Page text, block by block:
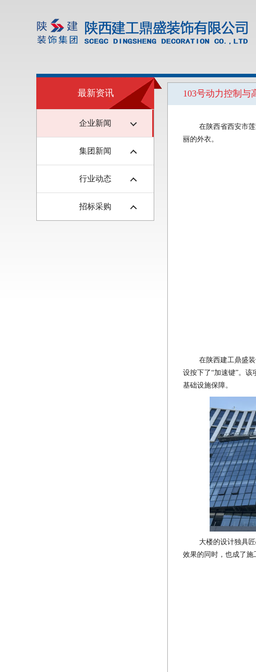
最新资讯
企业新闻
集团新闻
行业动态
招标采购
103号动力控制与
在陕西省西安市
丽的外衣。
在陕西建工鼎盛
设按下了“加速键”。
基础设施保障。
大楼的设计独具
效果的同时，也成了施